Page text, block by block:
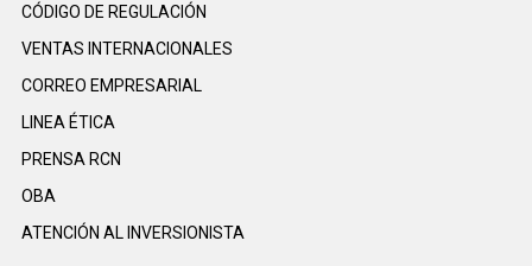
CÓDIGO DE REGULACIÓN
VENTAS INTERNACIONALES
CORREO EMPRESARIAL
LINEA ÉTICA
PRENSA RCN
OBA
ATENCIÓN AL INVERSIONISTA